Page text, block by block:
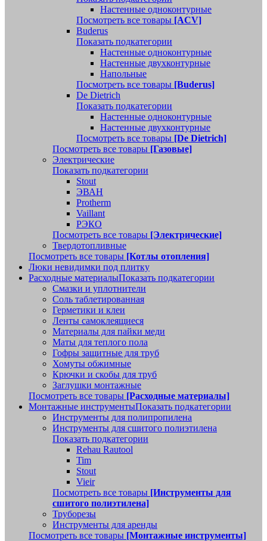
Настенные одноконтурные
Посмотреть все товары [ACV]
Buderus
Показать подкатегории
Настенные одноконтурные
Настенные двухконтурные
Напольные
Посмотреть все товары [Buderus]
De Dietrich
Показать подкатегории
Настенные одноконтурные
Настенные двухконтурные
Посмотреть все товары [De Dietrich]
Посмотреть все товары [Газовые]
Электрические
Показать подкатегории
Stout
ЭВАН
Protherm
Vaillant
РЭКО
Посмотреть все товары [Электрические]
Твердотопливные
Посмотреть все товары [Котлы отопления]
Люки невидимки под плитку
Расходные материалыПоказать подкатегории
Смазки и уплотнители
Соль таблетированная
Герметики и клеи
Ленты самоклеящиеся
Материалы для пайки меди
Маты для теплого пола
Гофры защитные для труб
Хомуты обжимные
Крючки и скобы для труб
Заглушки монтажные
Посмотреть все товары [Расходные материалы]
Монтажные инструментыПоказать подкатегории
Инструменты для полипропилена
Инструменты для сшитого полиэтилена
Показать подкатегории
Rehau Rautool
Tim
Stout
Vieir
Посмотреть все товары [Инструменты для
сшитого полиэтилена]
Труборезы
Инструменты для аренды
Посмотреть все товары [Монтажные инструменты]